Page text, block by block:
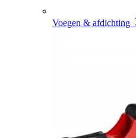
Voegen & afdichting